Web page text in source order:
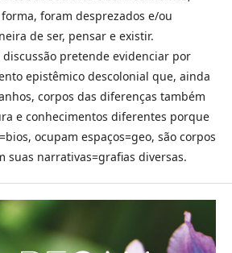
foram desprezados e/ou
de ser, pensar e existir.
discussão pretende evidenciar por
epistêmico descolonial que, ainda
corpos das diferenças também
e conhecimentos diferentes porque
ocupam espaços=geo, são corpos
suas narrativas=grafias diversas.